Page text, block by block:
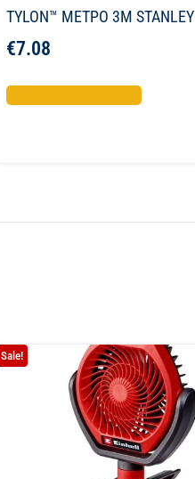
TYLON™ ΜΕΤΡΟ 3Μ STANLEY
€7.08
Sale!